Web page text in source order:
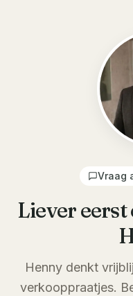
Vraag
Liever
Henny denkt
verkooppraatjes.